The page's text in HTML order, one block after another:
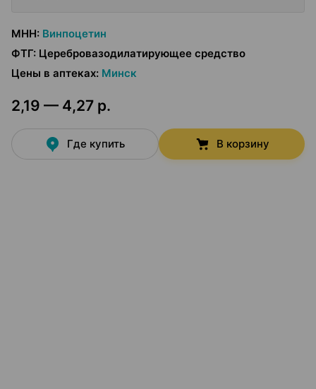
МНН: Винпоцетин
ФТГ: Церебровазодилатирующее средство
Цены в аптеках: Минск
2,19 — 4,27 р.
Где купить В корзину